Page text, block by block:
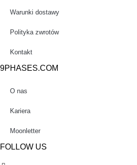
Warunki dostawy
Polityka zwrotów
Kontakt
9PHASES.COM
O nas
Kariera
Moonletter
FOLLOW US